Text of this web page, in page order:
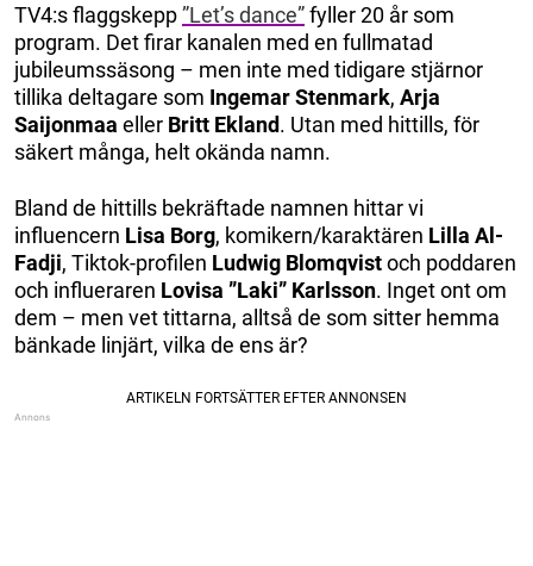
TV4:s flaggskepp”Let’s dance”fyller 20 år som
program. Det firar kanalen med en fullmatad
jubileumssäsong – men inte med tidigare stjärnor
tillika deltagare som Ingemar Stenmark, Arja
Saijonmaa eller Britt Ekland. Utan med hittills, för
säkert många, helt okända namn.
Bland de hittills bekräftade namnen hittar vi
influencern Lisa Borg, komikern/karaktären Lilla Al-
Fadji, Tiktok-profilen Ludwig Blomqvistoch poddaren
och influeraren Lovisa ”Laki” Karlsson. Inget ont om
dem – men vet tittarna, alltså de som sitter hemma
bänkade linjärt, vilka de ens är?